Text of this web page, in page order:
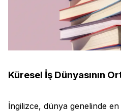
Küresel İş Dünyasının
İngilizce, dünya genelinde en